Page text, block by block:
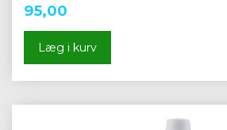
95,00
Læg i kurv